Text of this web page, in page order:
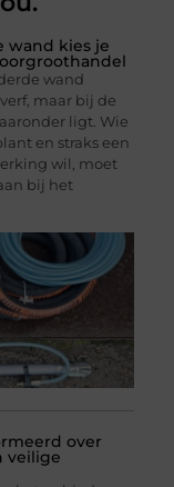
wand kies je
wand
maar bij de
ligt. Wie
en straks een
wil, moet
bij het
over
veilige